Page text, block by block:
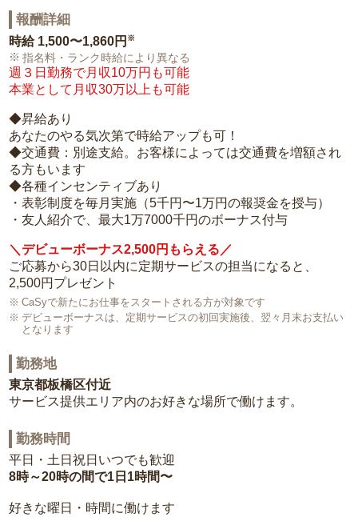
報酬詳細
時給 1,500〜1,860円 ※
指名料・ランク時給により異なる
週３日勤務で月収10万円も可能
本業として月収30万以上も可能
◆昇給あり
あなたのやる気次第で時給アップも可！
◆交通費：別途支給。お客様によっては交通費を増額され
る方もいます
◆各種インセンティブあり
・表彰制度を毎月実施（5千円〜1万円の報奨金を授与）
・友人紹介で、最大1万7000千円のボーナス付与
＼デビューボーナス2,500円もらえる／
ご応募から30日以内に定期サービスの担当になると、
2,500円プレゼント
CaSyで新たにお仕事をスタートされる方が対象です
デビューボーナスは、定期サービスの初回実施後、翌々月末お支払い
となります
勤務地
東京都板橋区付近
サービス提供エリア内のお好きな場所で働けます。
勤務時間
平日・土日祝日いつでも歓迎
8時～20時の間で1日1時間〜
好きな曜日・時間に働けます